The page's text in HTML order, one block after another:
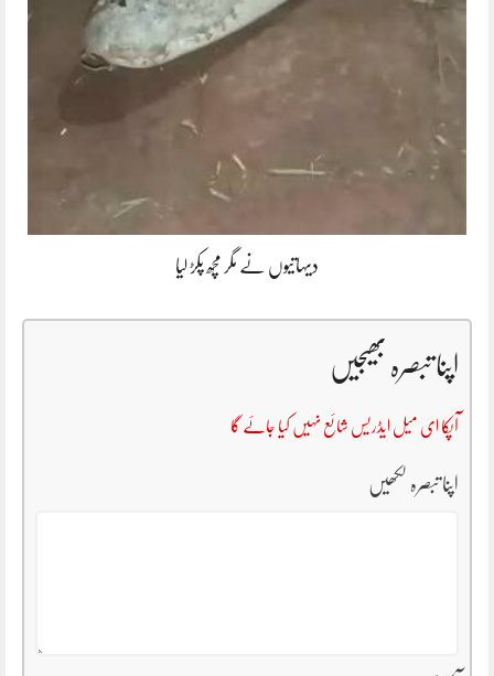
دیہاتیوں نے مگر مچھ پکڑ لیا
اپنا تبصرہ بھیجیں
آپکا ای میل ایڈریس شائع نہیں کیا جائے گا
اپنا تبصرہ لکھیں